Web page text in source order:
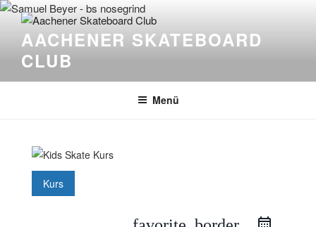
Zum
Inhalt
springenAACHENER SKATEBOARD
CLUB
Menü
Kurs